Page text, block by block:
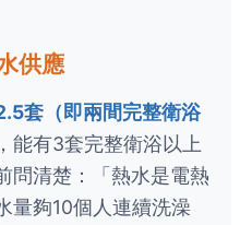
供應
套（即兩間完整衛浴
，能有3套完整衛浴以上
問清楚：「熱水是電熱
量夠10個人連續洗澡